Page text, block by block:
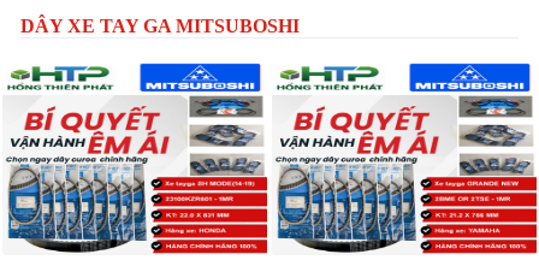
DÂY XE TAY GA MITSUBOSHI